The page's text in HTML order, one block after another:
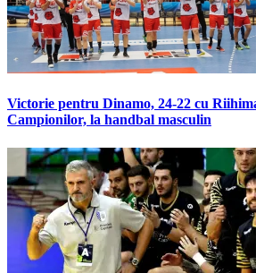
Victorie pentru Dinamo, 24-22 cu
Campionilor, la handbal masculin